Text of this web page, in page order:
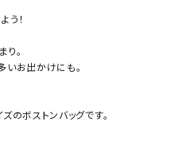
う！
。
いお出かけにも。
のボストンバッグです。